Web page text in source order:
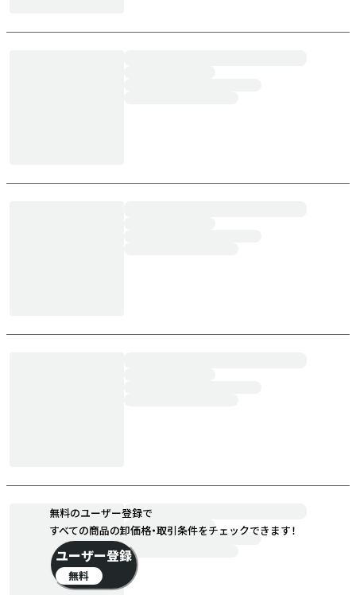
無料のユーザー登録で
すべての商品の卸価格・取引条件をチェックできます！
ユーザー登録
無料